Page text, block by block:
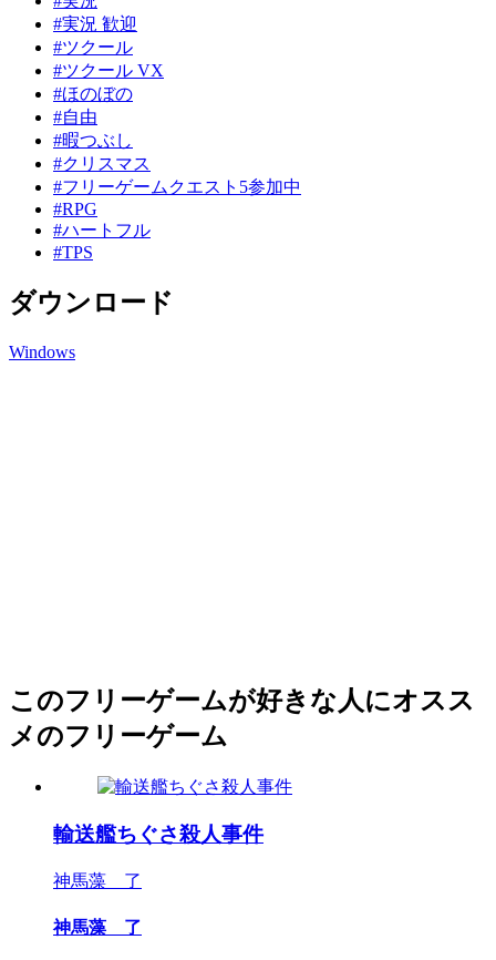
#実況 歓迎
#ツクール
#ツクール VX
#ほのぼの
#自由
#暇つぶし
#クリスマス
#フリーゲームクエスト5参加中
#RPG
#ハートフル
#TPS
ダウンロード
Windows
このフリーゲームが好きな人にオスス
メのフリーゲーム
輸送艦ちぐさ殺人事件
神馬藻 了
神馬藻 了